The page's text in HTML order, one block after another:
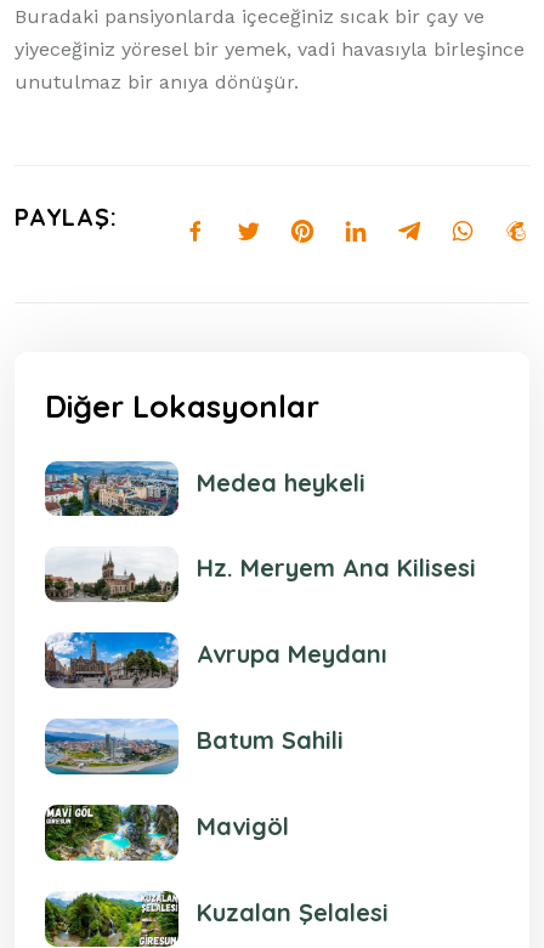
Buradaki pansiyonlarda içeceğiniz sıcak bir çay ve
yiyeceğiniz yöresel bir yemek, vadi havasıyla birleşince
unutulmaz bir anıya dönüşür.
PAYLAŞ:
Diğer Lokasyonlar
Medea heykeli
Hz. Meryem Ana Kilisesi
Avrupa Meydanı
Batum Sahili
Mavigöl
Kuzalan Şelalesi